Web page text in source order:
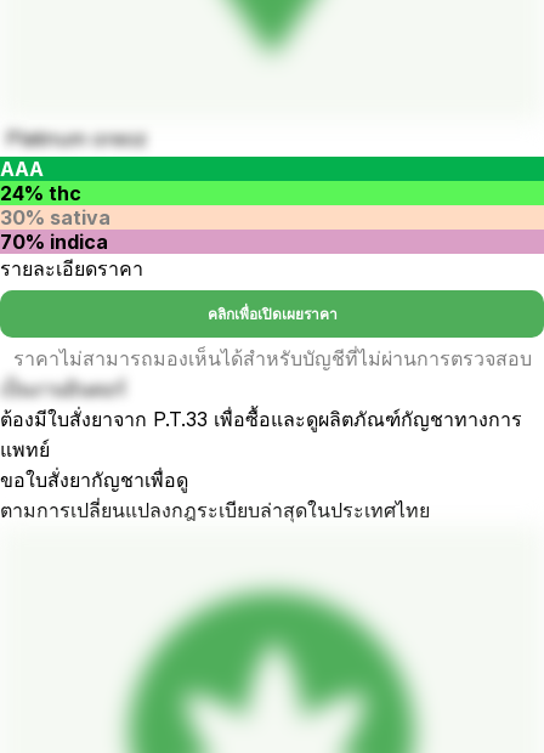
Platinum oreoz
AAA
24% thc
30% sativa
70% indica
รายละเอียดราคา
คลิกเพื่อเปิดเผยราคา
ราคาไม่สามารถมองเห็นได้สำหรับบัญชีที่ไม่ผ่านการตรวจสอบ
เป็นงานอินดอร์
ต้องมีใบสั่งยาจาก P.T.33 เพื่อซื้อและดูผลิตภัณฑ์กัญชาทางการ
แพทย์
ขอใบสั่งยากัญชาเพื่อดู
ตามการเปลี่ยนแปลงกฎระเบียบล่าสุดในประเทศไทย